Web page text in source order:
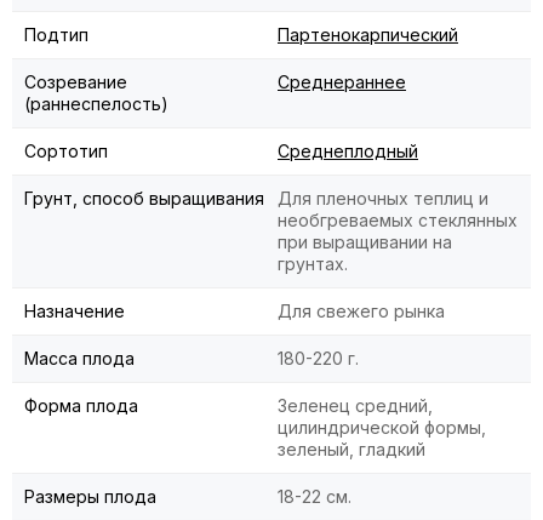
Подтип Партенокарпический
Созревание
(раннеспелость)
Среднераннее
Сортотип Среднеплодный
Грунт, способ выращивания
Для пленочных теплиц и
необгреваемых стеклянных
при выращивании на
грунтах.
Назначение Для свежего рынка
Масса плода 180-220 г.
Форма плода
Зеленец средний,
цилиндрической формы,
зеленый, гладкий
Размеры плода 18-22 см.